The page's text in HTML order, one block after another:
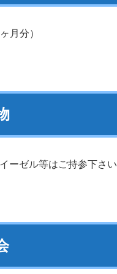
月分）
ーゼル等はご持参下さい